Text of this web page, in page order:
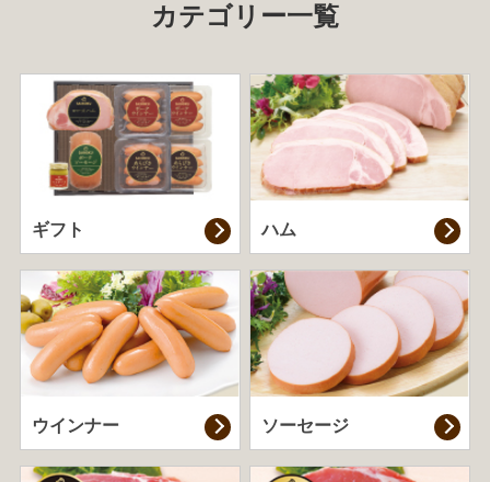
カテゴリー一覧
ギフト ハム
ウインナー ソーセージ